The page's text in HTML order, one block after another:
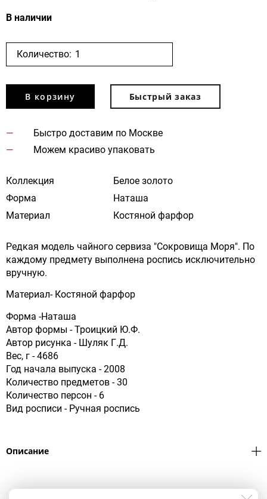
В наличии
Количество:
В корзину Быстрый заказ
Быстро доставим по Москве
Можем красиво упаковать
Коллекция
Белое золото
Форма
Наташа
Материал
Костяной фарфор
Редкая модель чайного сервиза "Сокровища Моря". По
каждому предмету выполнена роспись исключительно
вручную.
Материал- Костяной фарфор
Форма -Наташа
Автор формы - Троицкий Ю.Ф.
Автор рисунка - Шуляк Г.Д.
Вес, г - 4686
Год начала выпуска - 2008
Количество предметов - 30
Количество персон - 6
Вид росписи - Ручная роспись
Описание